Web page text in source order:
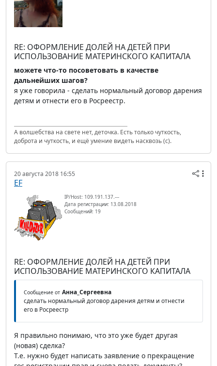
RE: ОФОРМЛЕНИЕ ДОЛЕЙ НА ДЕТЕЙ ПРИ
ИСПОЛЬЗОВАНИЕ МАТЕРИНСКОГО КАПИТАЛА
можете что-то посоветовать в качестве
дальнейших шагов?
я уже говорила - сделать нормальный договор дарения
детям и отнести его в Росреестр.
А волшебства на свете нет, деточка. Есть только чуткость,
доброта и чуткость, и ещё умение видеть насквозь (с).
20 августа 2018 16:55
EF
IP/Host: 109.191.137.---
Дата регистрации: 13.08.2018
Сообщений: 19
RE: ОФОРМЛЕНИЕ ДОЛЕЙ НА ДЕТЕЙ ПРИ
ИСПОЛЬЗОВАНИЕ МАТЕРИНСКОГО КАПИТАЛА
Сообщение от Анна_Сергеевна
сделать нормальный договор дарения детям и отнести
его в Росреестр
Я правильно понимаю, что это уже будет другая
(новая) сделка?
Т.е. нужно будет написать заявление о прекращение